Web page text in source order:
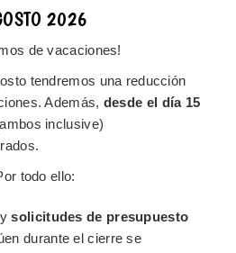
PARA EVENTOS Y
Personaliza
tapetes para
2026
de vacaciones!
tendremos una reducción
Además, desde el día 15
inclusive)
todo ello:
ysolicitudes de presupuesto
durante el cierre se